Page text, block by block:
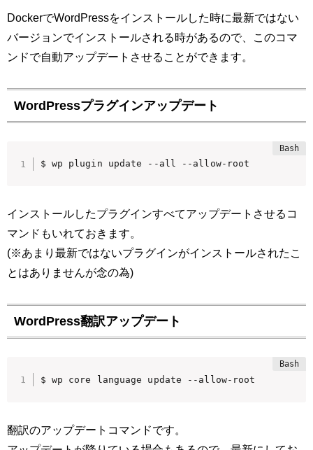
DockerでWordPressをインストールした時に最新ではない
バージョンでインストールされる時があるので、このコマ
ンドで自動アップデートさせることができます。
WordPressプラグインアップデート
$ wp plugin update --all --allow-root
インストールしたプラグインすべてアップデートさせるコ
マンドもいれておきます。
(※あまり最新ではないプラグインがインストールされたこ
とはありませんが念の為)
WordPress翻訳アップデート
$ wp core language update --allow-root
翻訳のアップデートコマンドです。